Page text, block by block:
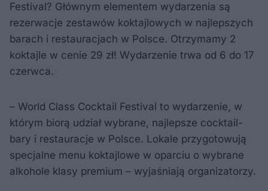
Festival? Głównym elementem wydarzenia są
rezerwacje zestawów koktajlowych w najlepszych
barach i restauracjach w Polsce. Otrzymamy 2
koktajle w cenie 29 zł! Wydarzenie trwa od 6 do 17
czerwca.
– World Class Cocktail Festival to wydarzenie, w
którym biorą udział wybrane, najlepsze cocktail-
bary i restauracje w Polsce. Lokale przygotowują
specjalne menu koktajlowe w oparciu o wybrane
alkohole klasy premium – wyjaśniają organizatorzy.